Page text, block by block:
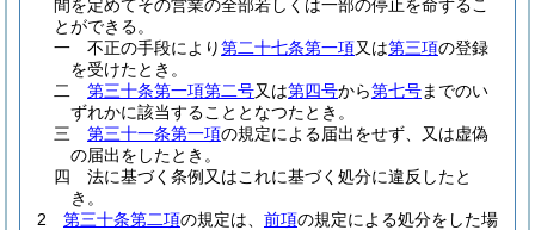
間を定めてその営業の全部若しくは一部の停止を命ずるこ
とができる。
一
不正の手段により第二十七条第一項又は第三項の登録
を受けたとき。
二
第三十条第一項第二号又は第四号から第七号までのい
ずれかに該当することとなつたとき。
三
第三十一条第一項の規定による届出をせず、又は虚偽
の届出をしたとき。
四
法に基づく条例又はこれに基づく処分に違反したと
き。
2
第三十条第二項の規定は、 前項の規定による処分をした場